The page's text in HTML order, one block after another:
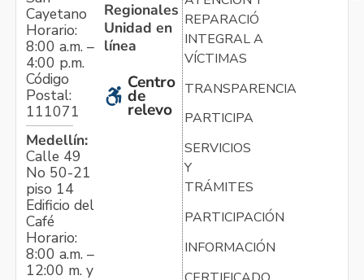
Cayetano
Horario:
8:00 a.m. –
4:00 p.m.
Código
Postal:
111071
Medellín:
Calle 49
No 50-21
piso 14
Edificio del
Café
Horario:
8:00 a.m. –
12:00 m. y
Regionales
Unidad en
línea
Centro
de
relevo
REPARACIÓN
INTEGRAL A
VÍCTIMAS
TRANSPARENCIA
PARTICIPA
SERVICIOS
Y
TRÁMITES
PARTICIPACIÓN
INFORMACIÓN